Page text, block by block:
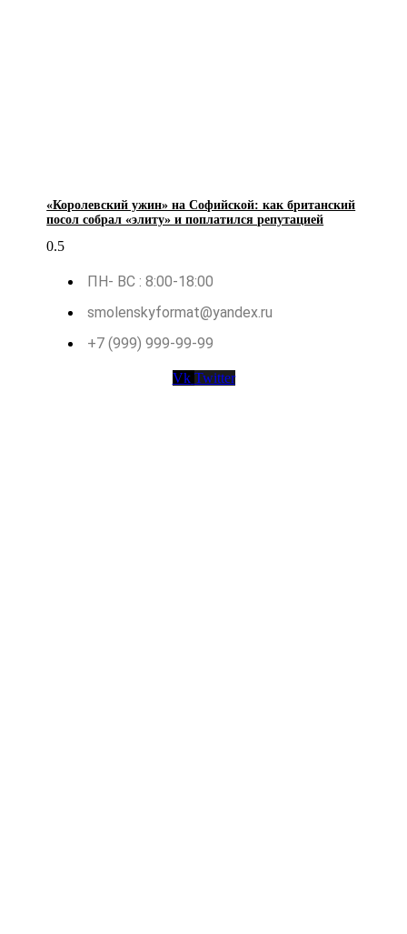
«Королевский ужин» на Софийской: как британский
посол собрал «элиту» и поплатился репутацией
ПН- ВС : 8:00-18:00
smolenskyformat@yandex.ru
+7 (999) 999-99-99
Vk Twitter